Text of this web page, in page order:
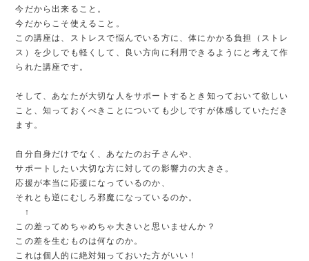
今だから出来ること。
今だからこそ使えること。
この講座は、ストレスで悩んでいる方に、体にかかる負担（ストレ
ス）を少しでも軽くして、良い方向に利用できるようにと考えて作
られた講座です。
そして、あなたが大切な人をサポートするとき知っておいて欲しい
こと、知っておくべきことについても少しですが体感していただき
ます。
自分自身だけでなく、あなたのお子さんや、
サポートしたい大切な方に対しての影響力の大きさ。
応援が本当に応援になっているのか、
それとも逆にむしろ邪魔になっているのか。
↑
この差ってめちゃめちゃ大きいと思いませんか？
この差を生むものは何なのか。
これは個人的に絶対知っておいた方がいい！